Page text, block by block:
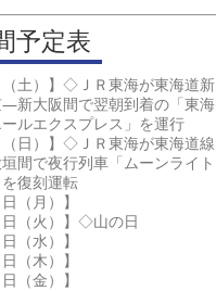
予定表
土）】◇ＪＲ東海が東海道新
新大阪間で翌朝到着の「東海
ルエクスプレス」を運行
日）】◇ＪＲ東海が東海道線
間で夜行列車「ムーンライト
復刻運転
（月）】
（火）】◇山の日
（水）】
（木）】
（金）】